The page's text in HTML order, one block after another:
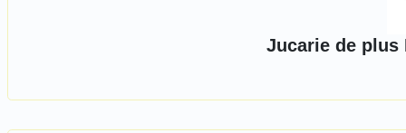
Jucarie de plus